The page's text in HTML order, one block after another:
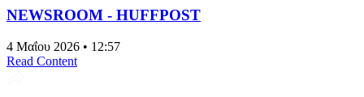
NEWSROOM - HUFFPOST
4 Μαΐου 2026 • 12:57
Read Content